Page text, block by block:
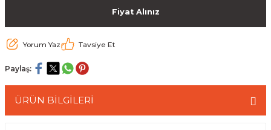
Fiyat Alınız
Yorum Yaz Tavsiye Et
Paylaş:
ÜRÜN BİLGİLERİ